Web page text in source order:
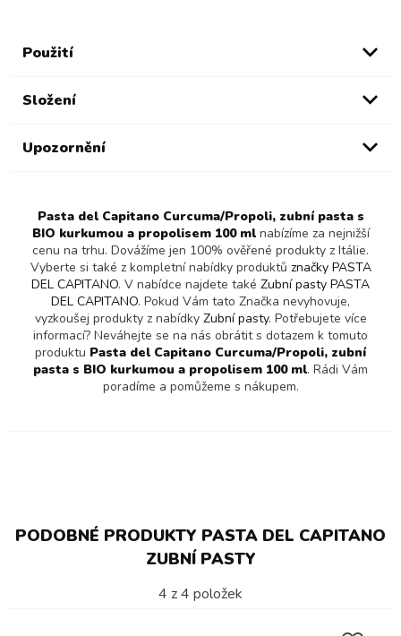
Použití
Složení
Upozornění
Pasta del Capitano Curcuma/Propoli, zubní pasta s
BIO kurkumou a propolisem 100 mlnabízíme za nejnižší
cenu na trhu. Dovážíme jen 100% ověřené produkty z Itálie.
Vyberte si také z kompletní nabídky produktů značky PASTA
DEL CAPITANO. V nabídce najdete také Zubní pasty PASTA
DEL CAPITANO. Pokud Vám tato Značka nevyhovuje,
vyzkoušej produkty z nabídky Zubní pasty. Potřebujete více
informací? Neváhejte se na nás obrátit s dotazem k tomuto
produktu Pasta del Capitano Curcuma/Propoli, zubní
pasta s BIO kurkumou a propolisem 100 ml. Rádi Vám
poradíme a pomůžeme s nákupem.
PODOBNÉ PRODUKTY PASTA DEL CAPITANO
ZUBNÍ PASTY
4 z4 položek